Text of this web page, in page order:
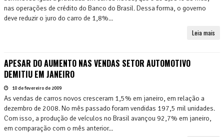
nas operações de crédito do Banco do Brasil. Dessa forma, o governo
deve reduzir o juro do carro de 1,8%...
Leia mais
APESAR DO AUMENTO NAS VENDAS SETOR AUTOMOTIVO
DEMITIU EM JANEIRO
10 de fevereiro de 2009
As vendas de carros novos cresceram 1,5% em janeiro, em relação a
dezembro de 2008. No mês passado foram vendidas 197,5 mil unidades.
Com isso, a produção de veículos no Brasil avançou 92,7% em janeiro,
em comparação com o mês anterior...